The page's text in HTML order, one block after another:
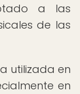
a las
de las
utilizada en
en